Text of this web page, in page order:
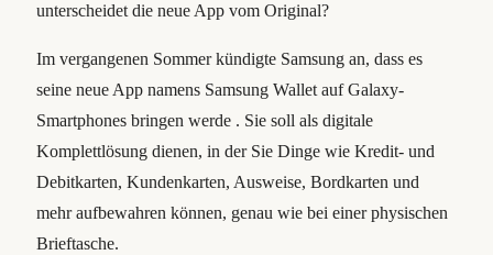
unterscheidet die neue App vom Original?
Im vergangenen Sommer kündigte Samsung an, dass es
seine neue App namens Samsung Wallet auf Galaxy-
Smartphones bringen werde . Sie soll als digitale
Komplettlösung dienen, in der Sie Dinge wie Kredit- und
Debitkarten, Kundenkarten, Ausweise, Bordkarten und
mehr aufbewahren können, genau wie bei einer physischen
Brieftasche.